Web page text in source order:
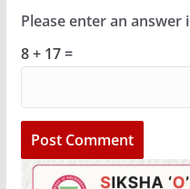
Please enter an answer
8 + 17 =